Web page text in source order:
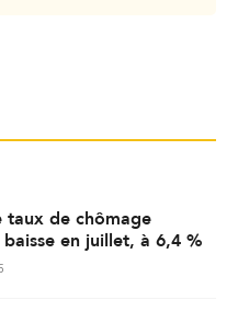
taux de chômage
en juillet, à 6,4 %